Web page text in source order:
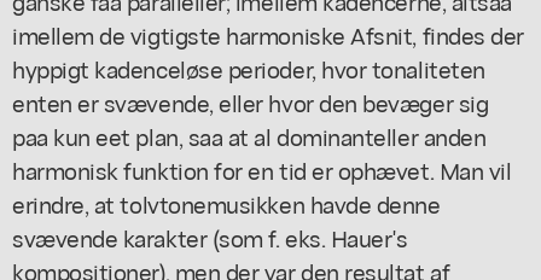
imellem de vigtigste harmoniske Afsnit, findes der
hyppigt kadenceløse perioder, hvor tonaliteten
enten er svævende, eller hvor den bevæger sig
paa kun eet plan, saa at al dominanteller anden
harmonisk funktion for en tid er ophævet. Man vil
erindre, at tolvtonemusikken havde denne
svævende karakter (som f. eks. Hauer's
kompositioner), men der var den resultat af